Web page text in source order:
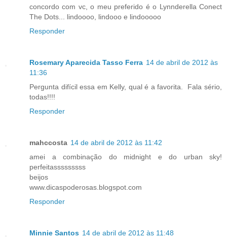
concordo com vc, o meu preferido é o Lynnderella Conect
The Dots... lindoooo, lindooo e lindooooo
Responder
Rosemary Aparecida Tasso Ferra 14 de abril de 2012 às
11:36
Pergunta difícil essa em Kelly, qual é a favorita. Fala sério,
todas!!!!
Responder
mahccosta 14 de abril de 2012 às 11:42
amei a combinação do midnight e do urban sky!
perfeitasssssssss
beijos
www.dicaspoderosas.blogspot.com
Responder
Minnie Santos 14 de abril de 2012 às 11:48